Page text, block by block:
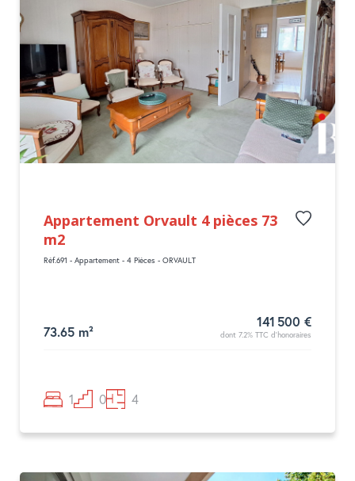
Appartement Orvault 4 pièces 73
m2
Réf.691 - Appartement - 4 Pièces - ORVAULT
73.65 m²
141 500 €
dont 7.2% TTC d'honoraires
1 0 4